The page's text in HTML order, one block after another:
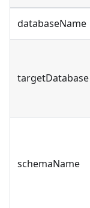
databaseName
targetDatabase
schemaName